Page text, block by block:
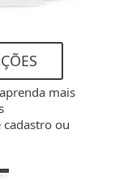
mais
cadastro ou